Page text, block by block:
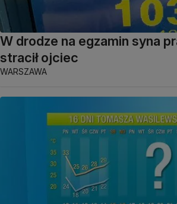
W drodze na egzamin syna
stracił ojciec
WARSZAWA